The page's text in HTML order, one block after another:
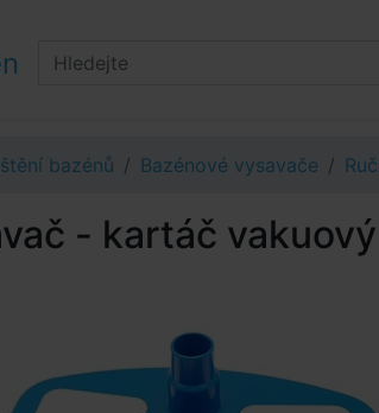
bazénů Bazénové vysavače
- kartáč